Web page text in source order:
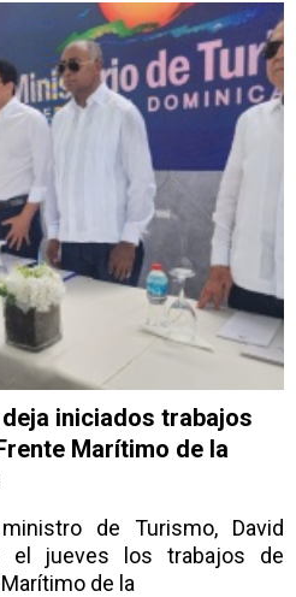
iniciados trabajos
Marítimo de la
de Turismo, David
el jueves los trabajos de
de la